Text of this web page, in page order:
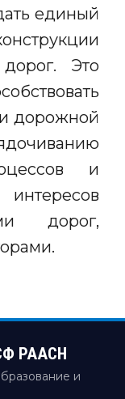
единый
Это
дорожной
и
дорог,
РААСН
и